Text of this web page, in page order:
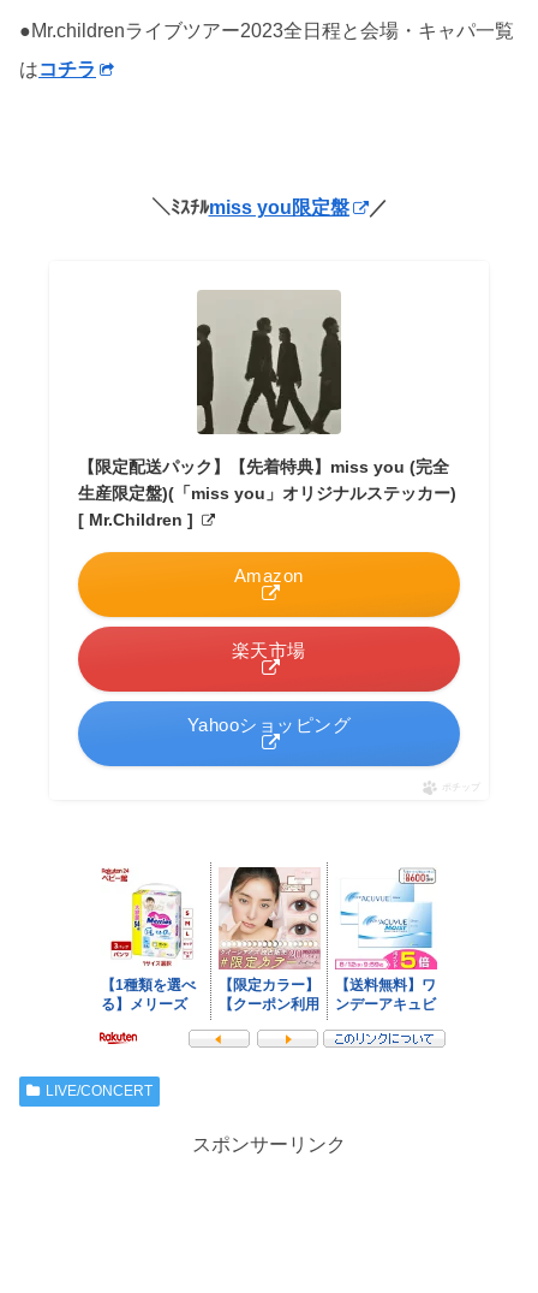
●Mr.childrenライブツアー2023全日程と会場・キャパ一覧
はコチラ
＼ﾐｽﾁﾙmiss you限定盤 ／
【限定配送パック】【先着特典】miss you (完全
生産限定盤)(「miss you」オリジナルステッカー)
[ Mr.Children ]
Amazon
楽天市場
Yahooショッピング
ポチップ
LIVE/CONCERT
スポンサーリンク